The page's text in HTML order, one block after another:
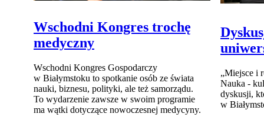
Wschodni Kongres trochę
medyczny
Wschodni Kongres Gospodarczy
w Białymstoku to spotkanie osób ze świata
nauki, biznesu, polityki, ale też samorządu.
To wydarzenie zawsze w swoim programie
ma wątki dotyczące nowoczesnej medycyny.
„Miejsce i
Nauka -
dyskusji,
w